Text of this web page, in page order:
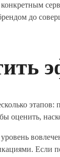
конкретным
до
оценить,
Если